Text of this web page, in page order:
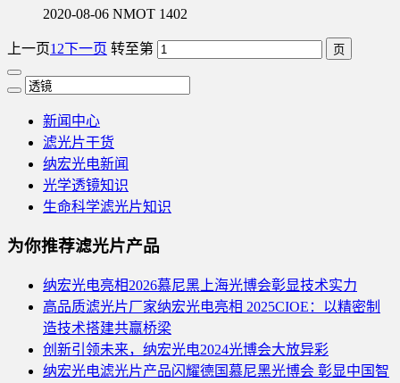
2020-08-06 NMOT 1402
上一页1 2下一页 转至第
新闻中心
滤光片干货
纳宏光电新闻
光学透镜知识
生命科学滤光片知识
为你推荐滤光片产品
纳宏光电亮相2026慕尼黑上海光博会彰显技术实力
高品质滤光片厂家纳宏光电亮相 2025CIOE：以精密制
造技术搭建共赢桥梁
创新引领未来，纳宏光电2024光博会大放异彩
纳宏光电滤光片产品闪耀德国慕尼黑光博会 彰显中国智